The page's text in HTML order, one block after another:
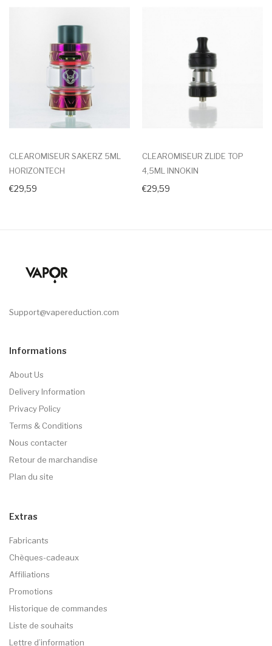
CLEAROMISEUR SAKERZ 5ML
HORIZONTECH
€29,59
CLEAROMISEUR ZLIDE TOP
4,5ML INNOKIN
€29,59
Support@vapereduction.com
Informations
About Us
Delivery Information
Privacy Policy
Terms & Conditions
Nous contacter
Retour de marchandise
Plan du site
Extras
Fabricants
Chèques-cadeaux
Affiliations
Promotions
Historique de commandes
Liste de souhaits
Lettre d’information